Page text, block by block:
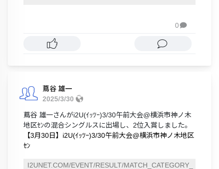
0
蔦谷 雄一
2025/3/30
蔦谷 雄一さんがi2U(ｲｯﾂｰ)3/30午前大会@横浜市神ノ木
地区ｾﾝの混合シングルスに出場し、2位入賞しました。
【3月30日】i2U(ｲｯﾂｰ)3/30午前大会@横浜市神ノ木地区
ｾﾝ
I2UNET.COM/EVENT/RESULT/MATCH_CATEGORY_